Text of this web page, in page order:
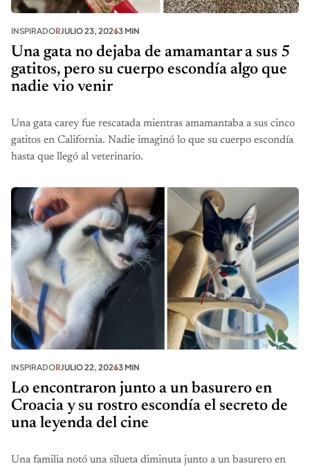
INSPIRADORJULIO 23, 20263 MIN
Una gata no dejaba de amamantar a sus 5
gatitos, pero su cuerpo escondía algo que
nadie vio venir
Una gata carey fue rescatada mientras amamantaba a sus cinco
gatitos en California. Nadie imaginó lo que su cuerpo escondía
hasta que llegó al veterinario.
INSPIRADORJULIO 22, 20263 MIN
Lo encontraron junto a un basurero en
Croacia y su rostro escondía el secreto de
una leyenda del cine
Una familia notó una silueta diminuta junto a un basurero en